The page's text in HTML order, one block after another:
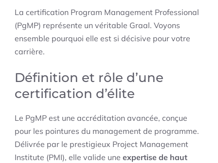
La certification Program Management Professional
(PgMP) représente un véritable Graal. Voyons
ensemble pourquoi elle est si décisive pour votre
carrière.
Définition et rôle d’une
certification d’élite
Le PgMP est une accréditation avancée, conçue
pour les pointures du management de programme.
Délivrée par le prestigieux Project Management
Institute (PMI), elle valide une expertise de haut